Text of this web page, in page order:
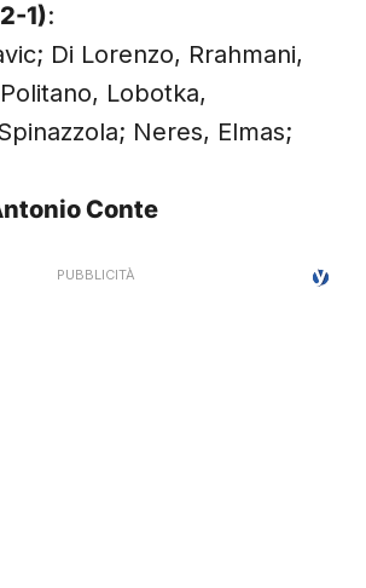
1):
Di Lorenzo, Rrahmani,
Lobotka,
Neres, Elmas;
Conte